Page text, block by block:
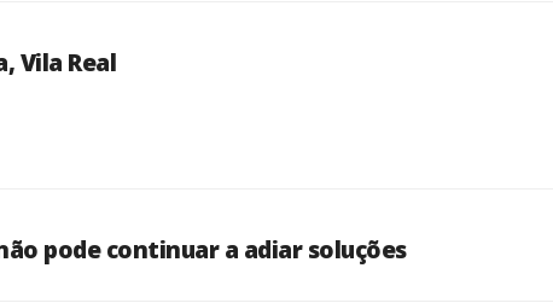
Vila Real
pode continuar a adiar soluções